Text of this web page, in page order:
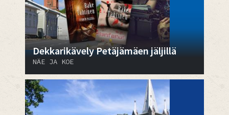
Dekkarikävely Petäjämäen jäljillä
NÄE JA KOE